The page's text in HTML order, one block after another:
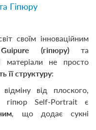
Гіпюру
своїм інноваційним
(гіпюру)та
не просто
її структуру:
від плоского,
гіпюр Self-Portrait є
, що додає сукні